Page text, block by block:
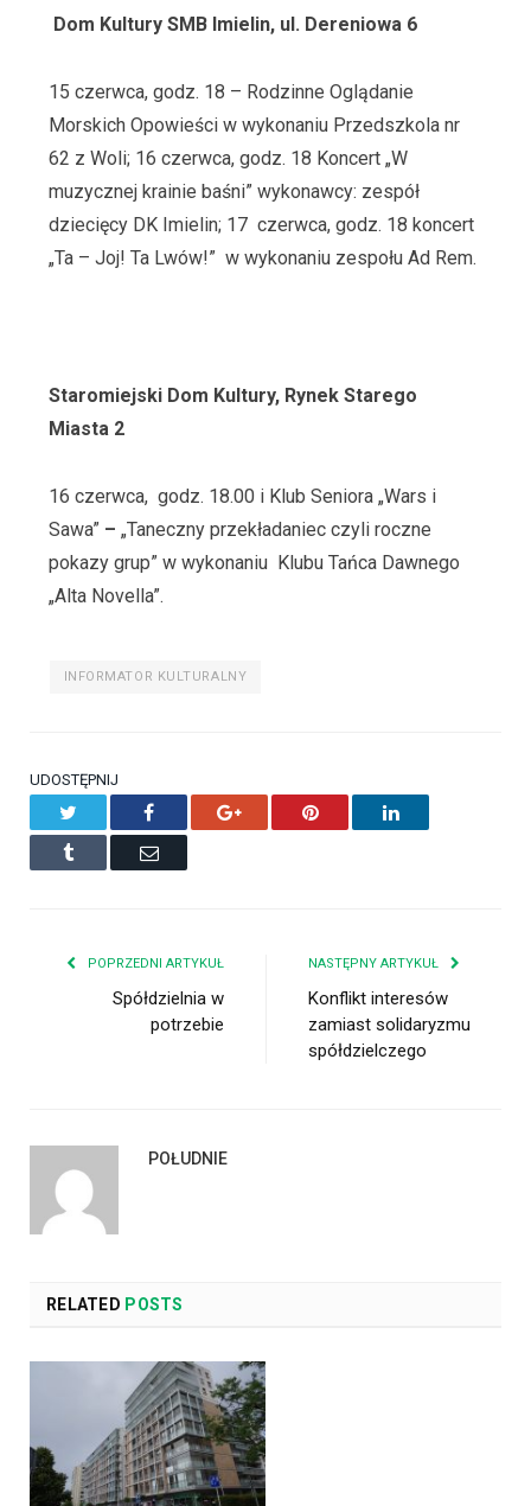
Dom Kultury SMB Imielin, ul. Dereniowa 6
15 czerwca, godz. 18 – Rodzinne Oglądanie
Morskich Opowieści w wykonaniu Przedszkola nr
62 z Woli; 16 czerwca, godz. 18 Koncert „W
muzycznej krainie baśni” wykonawcy: zespół
dziecięcy DK Imielin; 17 czerwca, godz. 18 koncert
„Ta – Joj! Ta Lwów!” w wykonaniu zespołu Ad Rem.
Staromiejski Dom Kultury, Rynek Starego
Miasta 2
16 czerwca, godz. 18.00 i Klub Seniora „Wars i
Sawa”– „Taneczny przekładaniec czyli roczne
pokazy grup” w wykonaniu Klubu Tańca Dawnego
„Alta Novella”.
INFORMATOR KULTURALNY
UDOSTĘPNIJ
Facebook Google+ Pinterest LinkedIn
Tumblr Email
POPRZEDNI ARTYKUŁ
Spółdzielnia w
potrzebie
NASTĘPNY ARTYKUŁ
Konflikt interesów
zamiast solidaryzmu
spółdzielczego
POŁUDNIE
RELATED POSTS